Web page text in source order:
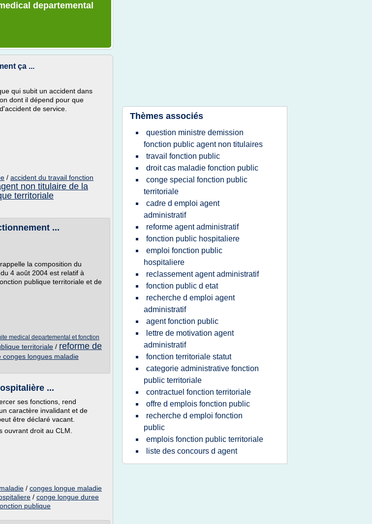
departemental
ça ...
qui subit un accident dans
dont il dépend pour que
de service.
/ accident du travail fonction
non titulaire de la
territoriale
...
la composition du
4 août 2004 est relatif à
publique territoriale et de
medical departemental et fonction
territoriale / reforme de
longues maladie
...
ses fonctions, rend
caractère invalidant et de
être déclaré vacant.
ouvrant droit au CLM.
/ conges longue maladie
/ conge longue duree
publique
Thèmes associés
question ministre demission
fonction public agent non titulaires
travail fonction public
droit cas maladie fonction public
conge special fonction public
territoriale
cadre d emploi agent
administratif
reforme agent administratif
fonction public hospitaliere
emploi fonction public
hospitaliere
reclassement agent administratif
fonction public d etat
recherche d emploi agent
administratif
agent fonction public
lettre de motivation agent
administratif
fonction territoriale statut
categorie administrative fonction
public territoriale
contractuel fonction territoriale
offre d emplois fonction public
recherche d emploi fonction
public
emplois fonction public territoriale
liste des concours d agent